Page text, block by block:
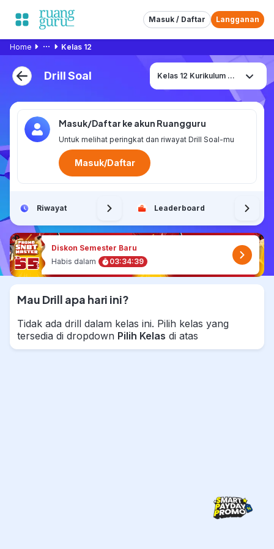
Masuk / Daftar Langganan
Home Kelas 12
Drill Soal Kelas 12 Kurikulum Merdeka
Masuk/Daftar ke akun Ruangguru
Untuk melihat peringkat dan riwayat Drill Soal-mu
Masuk/Daftar
Riwayat Leaderboard
Diskon Semester Baru
Habis dalam
03:34:39
Mau Drill apa hari ini?
Tidak ada drill dalam kelas ini. Pilih kelas yang
tersedia di dropdown Pilih Kelas di atas